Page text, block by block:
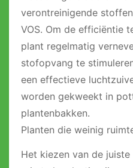
verontreinigende
VOS. Om de efficiëntie
plant regelmatig
stofopvang te
een effectieve
worden gekweekt in
plantenbakken.
Planten die weinig
Het kiezen van de